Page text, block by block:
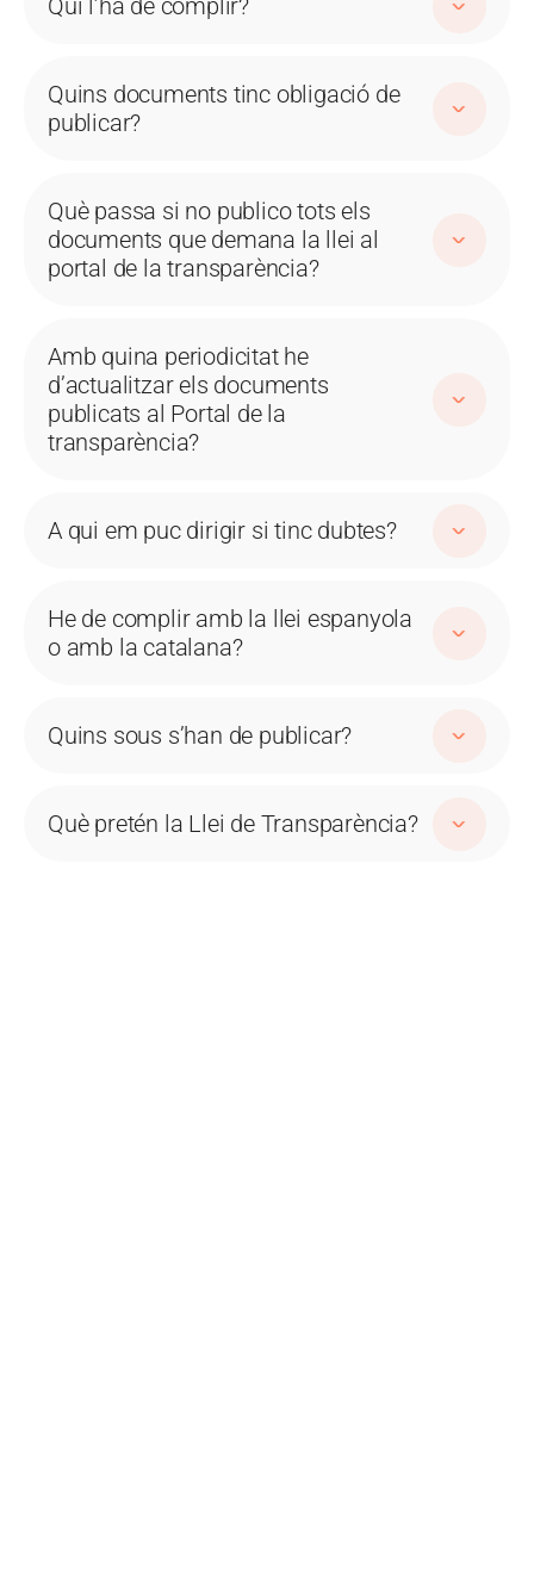
Qui l’ha de complir?
Quins documents tinc obligació de
publicar?
Què passa si no publico tots els
documents que demana la llei al
portal de la transparència?
Amb quina periodicitat he
d’actualitzar els documents
publicats al Portal de la
transparència?
A qui em puc dirigir si tinc dubtes?
He de complir amb la llei espanyola
o amb la catalana?
Quins sous s’han de publicar?
Què pretén la Llei de Transparència?